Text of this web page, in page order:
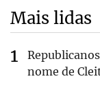
Mais lidas
nome de